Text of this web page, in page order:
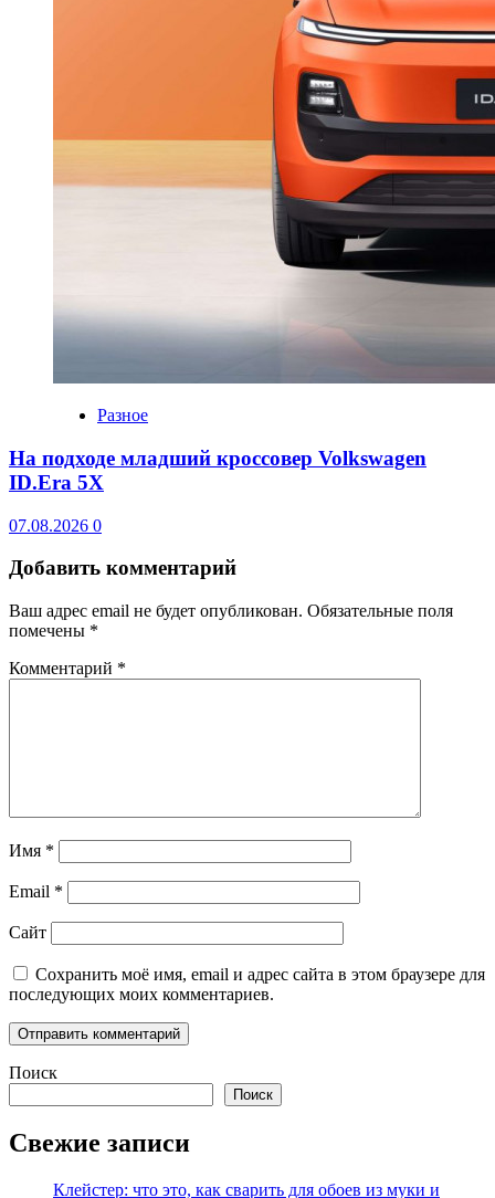
Разное
На подходе младший кроссовер Volkswagen
ID.Era 5X
07.08.2026 0
Добавить комментарий
Ваш адрес email не будет опубликован. Обязательные поля
помечены *
Комментарий *
Имя *
Email *
Сайт
Сохранить моё имя, email и адрес сайта в этом браузере для
последующих моих комментариев.
Поиск
Поиск
Свежие записи
Клейстер: что это, как сварить для обоев из муки и